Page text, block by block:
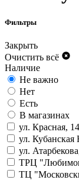
Фильтры
Закрыть
Очистить всё
Наличие
Не важно
Нет
Есть
В магазинах
ул. Красная,
ул. Кубанская
ул.
ТРЦ
ТЦ